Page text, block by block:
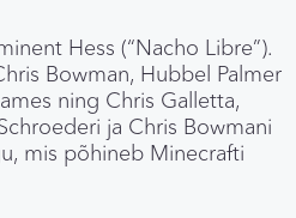
Hess (“Nacho Libre”).
Bowman, Hubbel Palmer
ning Chris Galletta,
ja Chris Bowmani
mis põhineb Minecrafti